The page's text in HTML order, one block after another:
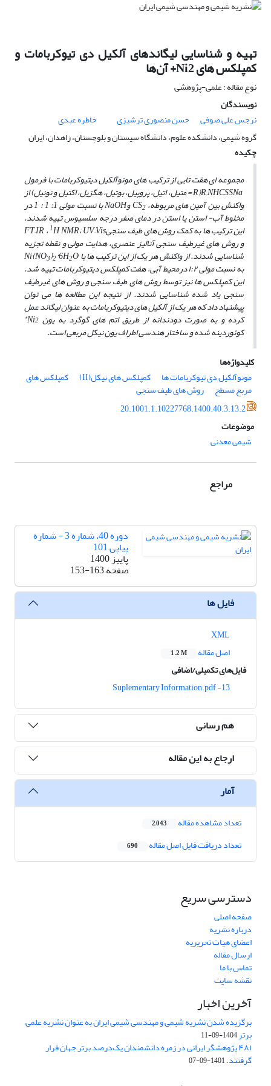
تهیه و شناسایی لیگاندهای آلکیل دی تیوکربامات و
کمپلکس های Ni2+ آن‌ها
نوع مقاله : علمی-پژوهشی
نویسندگان
نرجس علی صوفی
حسن منصوری ترشیزی
خاطره عبدی
گروه شیمی، دانشکده علوم، دانشگاه سیستان و بلوچستان، زاهدان، ایران
چکیده
مجموعه ­ای هفت ­تایی از ترکیب­ های مونوآلکیل دی­تیوکربامات با فرمول
R–NHCSSNa(R = متیل، اتیل، پروپیل، بوتیل، هگزیل، اکتیل و نونیل) از
واکنش بین آمین­ های مربوطه، CS2 وNaOH با نسبت مولی 1: 1 : 1 در
مخلوط آب- استن یا استن در دمای صفر درجه سلسیوس تهیه شدند.
این ترکیب­ ها به­ کمک روش­ های طیف سنجیFT–IR ، 1H NMR، UV–Vis
و روش­ های غیرطیف­ سنجی آنالیز عنصری، هدایت مولی و نقطه تجزیه
شناسایی شدند. از واکنش هر یک از این ترکیب­ ها با Ni(NO 3)2·6H2O
به نسبت مولی ۱:۲ درمحیط آبی، هفت کمپلکس دی­تیوکربامات تهیه شد.
این کمپلکس­ ها نیز توسط روش­ های طیف سنجی و روش­ های غیرطیف
سنجی یاد شده شناسایی شدند. از نتیجه این مطالعه­ ها می­ توان
پیشنهاد داد که هر یک از آلکیل­ های دی­تیوکربامات به­ عنوان لیگاند عمل
کرده و به صورت دودندانه از طریق اتم ­های گوگرد به یون Ni 2+
کوئوردینه شده و ساختار هندسی اطراف یون نیکل مربعی است.
کلیدواژه‌ها
مونوآلکیل دی تیوکربامات ها
کمپلکس های نیکل(II) کمپلکس های
مربع مسطح
روش های طیف سنجی
20.1001.1.10227768.1400.40.3.13.2
موضوعات
شیمی معدنی
مراجع
دوره 40، شماره 3 - شماره
پیاپی 101
پاییز 1400
صفحه153-163
فایل ها
اصل مقاله
1.2 M
فایل‌های تکمیلی/اضافی
13- Suplementary Information.pdf
هم رسانی
ارجاع به این مقاله
آمار
تعداد مشاهده مقاله 2,043
تعداد دریافت فایل اصل مقاله 690
دسترسی سریع
صفحه اصلی
درباره نشریه
اعضای هیات تحریریه
ارسال مقاله
تماس با ما
نقشه سایت
آخرین اخبار
برگزیده شدن نشریه شیمی و مهندسی شیمی ایران به عنوان نشریه علمی
برتر1404-09-11
۴۸۱ پژوهشگر ایرانی در زمره دانشمندان یک‌درصد برتر جهان قرار
گرفتند.1401-09-07